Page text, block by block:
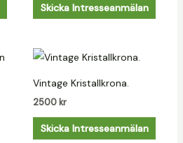
Skicka Intresseanmälan
Vintage Kristallkrona.
2500 kr
Skicka Intresseanmälan